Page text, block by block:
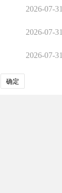
2026-07-31
2026-07-31
2026-07-31
确定